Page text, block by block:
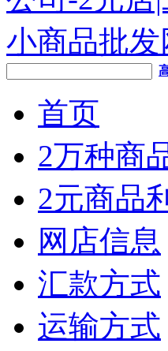
首页
2万种商
2元商品
网店信息
汇款方式
运输方式